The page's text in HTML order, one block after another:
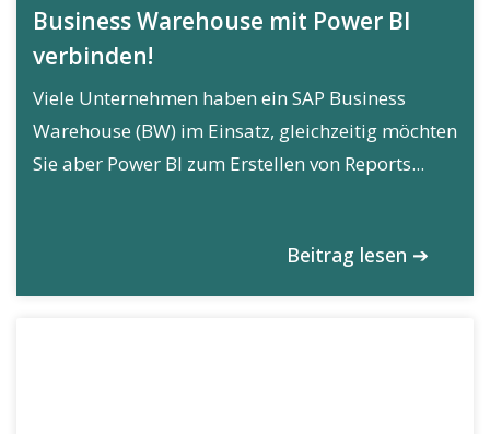
Business Warehouse mit Power BI
verbinden!
Viele Unternehmen haben ein SAP Business
Warehouse (BW) im Einsatz, gleichzeitig möchten
Sie aber Power BI zum Erstellen von Reports...
Beitrag lesen ➔